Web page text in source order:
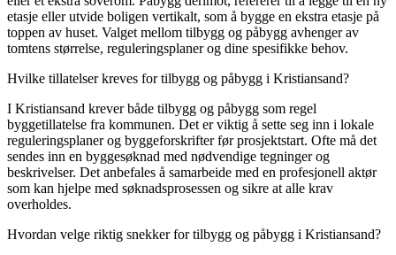
etasje eller utvide boligen vertikalt, som å bygge en ekstra etasje på
toppen av huset. Valget mellom tilbygg og påbygg avhenger av
tomtens størrelse, reguleringsplaner og dine spesifikke behov.
Hvilke tillatelser kreves for tilbygg og påbygg i Kristiansand?
I Kristiansand krever både tilbygg og påbygg som regel
byggetillatelse fra kommunen. Det er viktig å sette seg inn i lokale
reguleringsplaner og byggeforskrifter før prosjektstart. Ofte må det
sendes inn en byggesøknad med nødvendige tegninger og
beskrivelser. Det anbefales å samarbeide med en profesjonell aktør
som kan hjelpe med søknadsprosessen og sikre at alle krav
overholdes.
Hvordan velge riktig snekker for tilbygg og påbygg i Kristiansand?